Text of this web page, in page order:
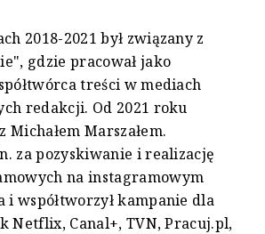
2018-2021 był związany z
gdzie pracował jako
treści w mediach
redakcji. Od 2021 roku
Michałem Marszałem.
za pozyskiwanie i realizację
na instagramowym
i współtworzył kampanie dla
Netflix, Canal+, TVN, Pracuj.pl,